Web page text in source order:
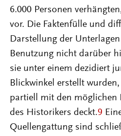
6.000 Personen
vor. Die Faktenfülle und
Darstellung der
Benutzung nicht darüber
sie unter einem dezidiert
Blickwinkel erstellt
partiell mit den möglichen
des Historikers deckt.9
Quellengattung sind